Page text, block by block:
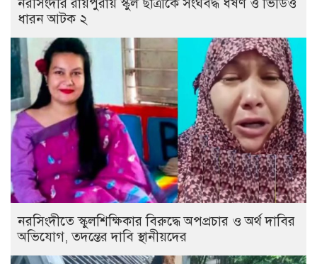
নরসিংদীর রায়পুরায় স্কুল ছাত্রীকে সংঘবদ্ধ ধর্ষণ ও ভিডিও
ধারন আটক ২
নরসিংদীতে স্কুলশিক্ষিকার বিরুদ্ধে অপপ্রচার ও অর্থ দাবির
অভিযোগ, তদন্তের দাবি স্থানীয়দের